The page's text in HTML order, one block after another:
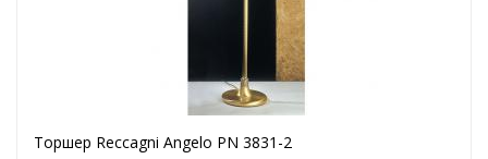
Торшер Reccagni Angelo PN 3831-2